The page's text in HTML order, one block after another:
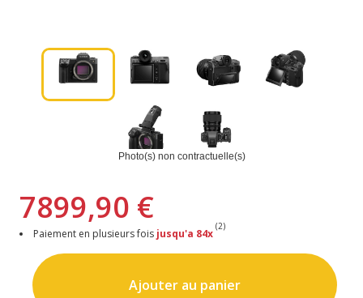
Photo(s) non contractuelle(s)
7899,90 €
Paiement en plusieurs fois jusqu'a 84x
(2)
Ajouter au panier